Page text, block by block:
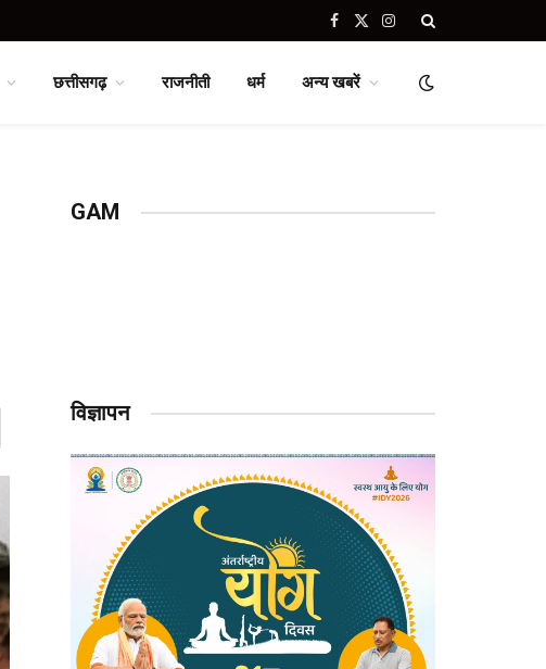
Facebook
X
Instagram
छत्तीसगढ़ राजनीती धर्म अन्य खबरें
GAM
विज्ञापन